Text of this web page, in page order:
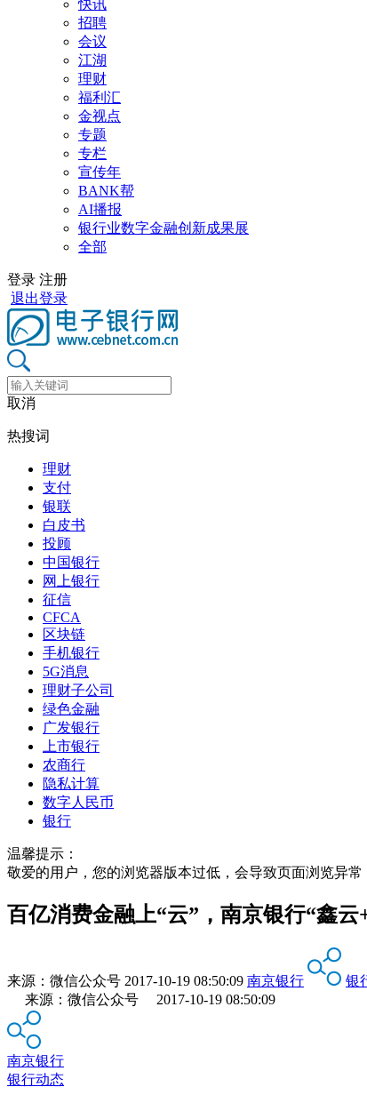
快讯
招聘
会议
江湖
理财
福利汇
金视点
专题
专栏
宣传年
BANK帮
AI播报
银行业数字金融创新成果展
全部
登录 注册
退出登录
取消
热搜词
理财
支付
银联
白皮书
投顾
中国银行
网上银行
征信
CFCA
区块链
手机银行
5G消息
理财子公司
绿色金融
广发银行
上市银行
农商行
隐私计算
数字人民币
银行
温馨提示：
敬爱的用户，您的浏览器版本过低，会导致页面浏览异
百亿消费金融上“云”，南京银行“鑫
来源： 微信公众号 2017-10-19 08:50:09 南京银行
银
来源：微信公众号 2017-10-19 08:50:09
南京银行
银行动态